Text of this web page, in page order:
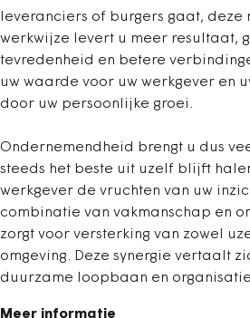
leveranciers of burgers gaat, deze
werkwijze levert u meer resultaat,
tevredenheid en betere
uw waarde voor uw werkgever en
door uw persoonlijke groei.
Ondernemendheid brengt u dus
steeds het beste uit uzelf blijft
werkgever de vruchten van uw
combinatie van vakmanschap en
zorgt voor versterking van zowel
omgeving. Deze synergie vertaalt
duurzame loopbaan en
Meer informatie